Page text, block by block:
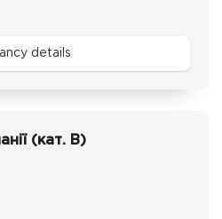
details
(кат. В)